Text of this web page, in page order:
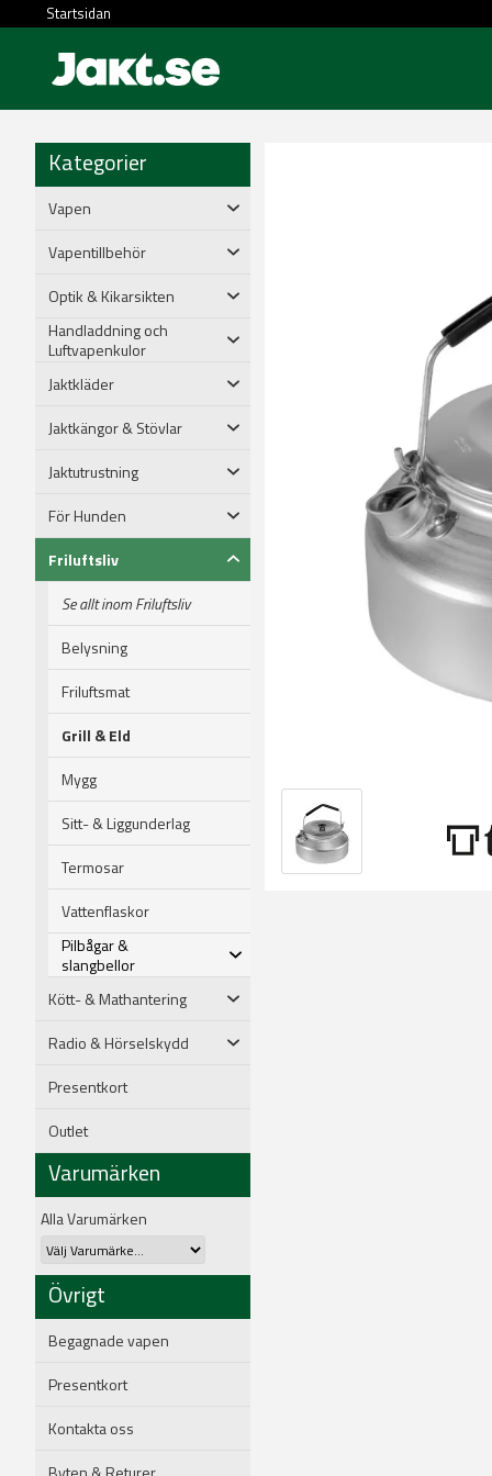
Startsidan
Kategorier
Vapen
Vapentillbehör
Optik & Kikarsikten
Handladdning och
Luftvapenkulor
Jaktkläder
Jaktkängor & Stövlar
Jaktutrustning
För Hunden
Friluftsliv
Se allt inom Friluftsliv
Belysning
Friluftsmat
Grill & Eld
Mygg
Sitt- & Liggunderlag
Termosar
Vattenflaskor
Pilbågar &
slangbellor
Kött- & Mathantering
Radio & Hörselskydd
Presentkort
Outlet
Varumärken
Alla Varumärken
Övrigt
Begagnade vapen
Presentkort
Kontakta oss